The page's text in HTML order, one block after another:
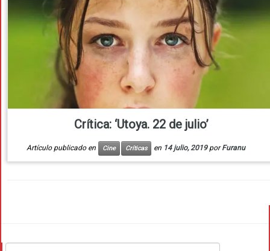
Crítica: ‘Utoya. 22 de julio’
Artículo publicado en Cine Críticas en 14 julio, 2019 porFuranu